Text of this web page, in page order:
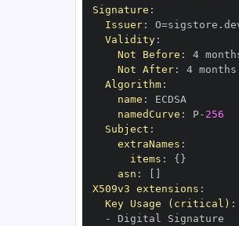
Signature :
Issuer:
Validity:
Not Before : 4
Not After: 4
Algorithm:
name :
namedCurve : P- 256
Subject :
extraNames :
items : { }
asn :
X509v3 extensions :
Key Usage (critical) :
-